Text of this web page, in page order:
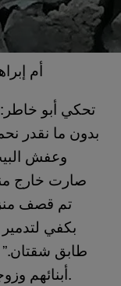
أم
تحكي أبو
بدون ما نقدر
وعفش
صارت خارج
تم قصف
بكفي
طابق شقتان.”
أبنائهم وزوجاتهم، وشقيقاتهم من ذوات الإعاقة.